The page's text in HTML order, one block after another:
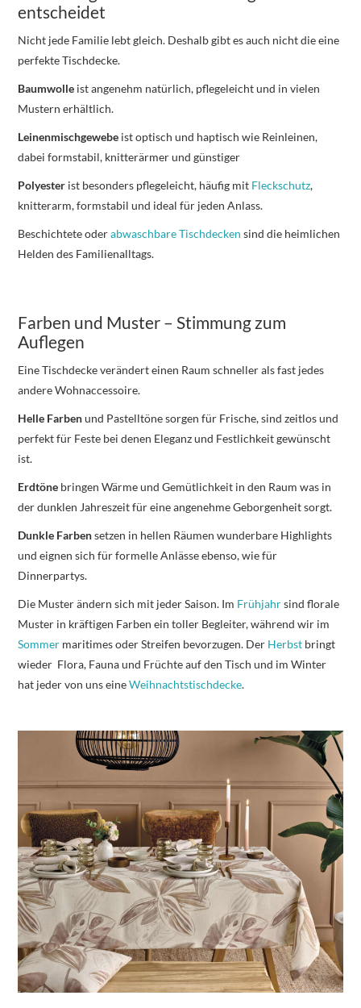
entscheidet
Nicht jede Familie lebt gleich. Deshalb gibt es auch nicht die eine
perfekte Tischdecke.
Baumwolle ist angenehm natürlich, pflegeleicht und in vielen
Mustern erhältlich.
Leinenmischgewebe ist optisch und haptisch wie Reinleinen,
dabei formstabil, knitterärmer und günstiger
Polyester ist besonders pflegeleicht, häufig mit Fleckschutz,
knitterarm, formstabil und ideal für jeden Anlass.
Beschichtete oderabwaschbare Tischdecken sind die heimlichen
Helden des Familienalltags.
Farben und Muster – Stimmung zum
Auflegen
Eine Tischdecke verändert einen Raum schneller als fast jedes
andere Wohnaccessoire.
Helle Farbenund Pastelltöne sorgen für Frische, sind zeitlos und
perfekt für Feste bei denen Eleganz und Festlichkeit gewünscht
ist.
Erdtöne bringen Wärme und Gemütlichkeit in den Raum was in
der dunklen Jahreszeit für eine angenehme Geborgenheit sorgt.
Dunkle Farbensetzen in hellen Räumen wunderbare Highlights
und eignen sich für formelle Anlässe ebenso, wie für
Dinnerpartys.
Die Muster ändern sich mit jeder Saison. Im Frühjahrsind florale
Muster in kräftigen Farben ein toller Begleiter, während wir im
Sommer maritimes oder Streifen bevorzugen. Der Herbst bringt
wieder Flora, Fauna und Früchte auf den Tisch und im Winter
hat jeder von uns eineWeihnachtstischdecke.